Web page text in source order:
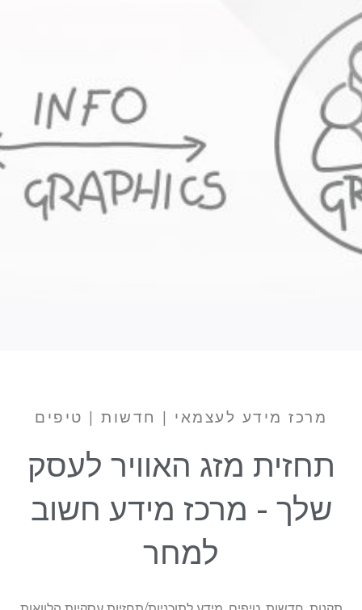
מרכז מידע לעצמאי | חדשות | טיפים
תחזית מזג האוויר לעסק
שלך - מרכז מידע חשוב
למחר